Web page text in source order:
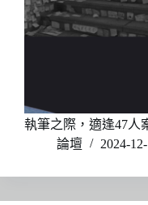
執筆之際，適逢47
論壇
2024-